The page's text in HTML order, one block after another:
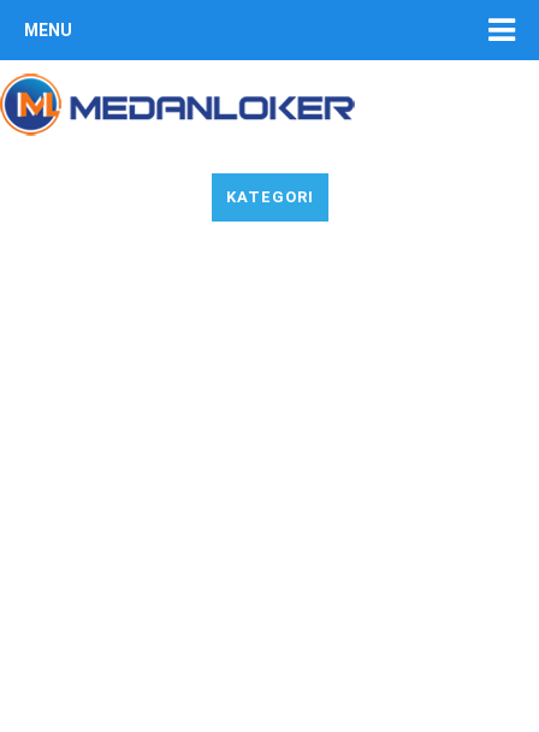
MENU
KATEGORI